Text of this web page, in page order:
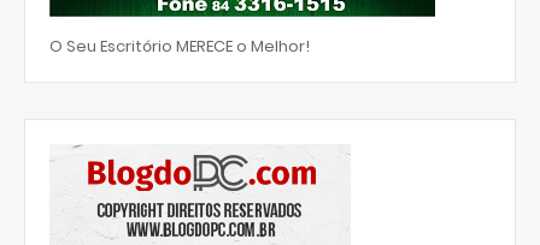
O Seu Escritório MERECE o Melhor!